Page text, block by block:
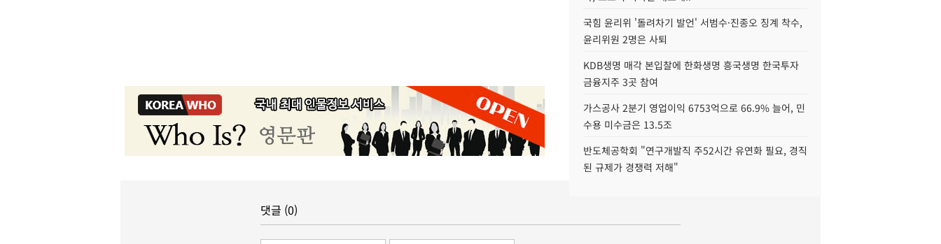
국힘 윤리위 '돌려차기 발언' 서범수·진종오 징계 착수,
윤리위원 2명은 사퇴
KDB생명 매각 본입찰에 한화생명 흥국생명 한국투자
금융지주 3곳 참여
가스공사 2분기 영업이익 6753억으로 66.9% 늘어, 민
수용 미수금은 13.5조
반도체공학회 "연구개발직 주52시간 유연화 필요, 경직
된 규제가 경쟁력 저해"
댓글 (0)